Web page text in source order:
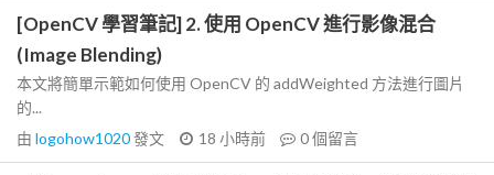
[OpenCV 學習筆記] 2. 使用 OpenCV 進行影像混合
(Image Blending)
本文將簡單示範如何使用 OpenCV 的 addWeighted 方法進行圖片
的...
由 logohow1020發文 18 小時前 0個留言